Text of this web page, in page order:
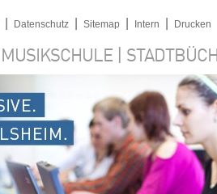
Datenschutz Sitemap Intern Drucken
MUSIKSCHULE